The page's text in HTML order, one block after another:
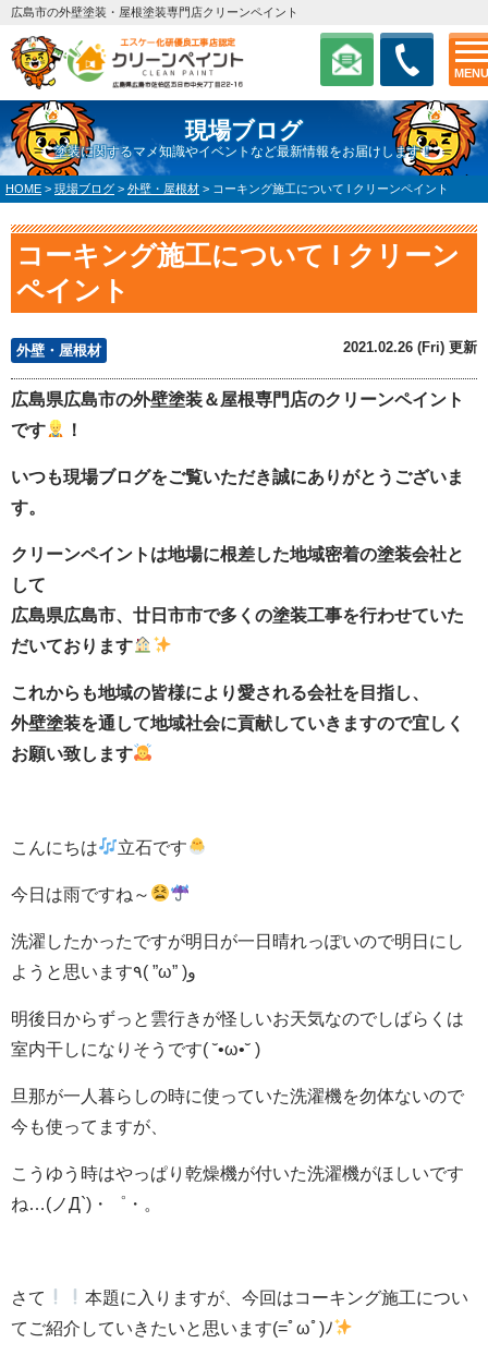
MENU
広島市の外壁塗装・屋根塗装専門店クリーンペイント
現場ブログ
塗装に関するマメ知識やイベントなど最新情報をお届けします！
HOME > 現場ブログ > 外壁・屋根材 > コーキング施工について l クリーンペイント
コーキング施工について l クリーン
ペイント
外壁・屋根材 2021.02.26 (Fri) 更新
広島県広島市の外壁塗装＆屋根専門店のクリーンペイント
です
！
いつも現場ブログをご覧いただき誠にありがとうございま
す。
クリーンペイントは地場に根差した地域密着の塗装会社と
して
広島県広島市、廿日市市で多くの塗装工事を行わせていた
だいております
これからも地域の皆様により愛される会社を目指し、
外壁塗装を通して地域社会に貢献していきますので宜しく
お願い致します
こんにちは 立石です
今日は雨ですね～
洗濯したかったですが明日が一日晴れっぽいので明日にし
ようと思います٩( ”ω” )و
明後日からずっと雲行きが怪しいお天気なのでしばらくは
室内干しになりそうです( ˘•ω•˘ )
旦那が一人暮らしの時に使っていた洗濯機を勿体ないので
今も使ってますが、
こうゆう時はやっぱり乾燥機が付いた洗濯機がほしいです
ね…(ノД`)・゜・。
さて
本題に入りますが、今回はコーキング施工につい
てご紹介していきたいと思います(=ﾟωﾟ)ﾉ